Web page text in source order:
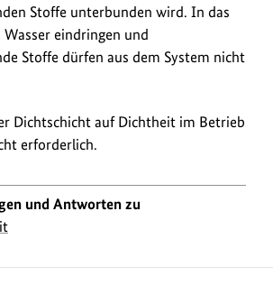
Stoffe unterbunden wird. In das
eindringen und
Stoffe dürfen aus dem System nicht
Dichtschicht auf Dichtheit im Betrieb
erforderlich.
und Antworten zu